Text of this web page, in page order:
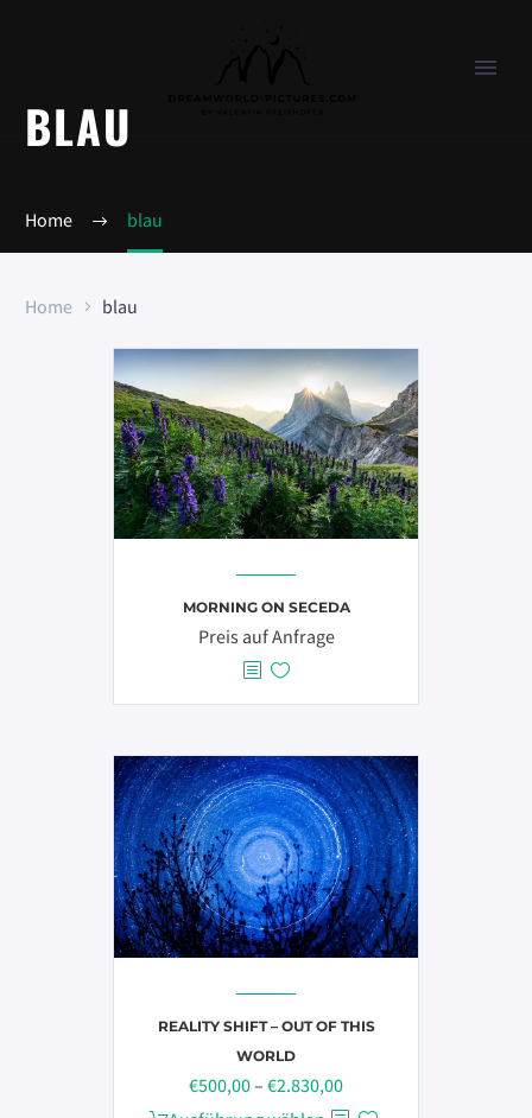
BLAU
Home blau
Home blau
MORNING ON SECEDA
Preis auf Anfrage
REALITY SHIFT – OUT OF THIS
WORLD
€500,00– €2.830,00Preisspanne: